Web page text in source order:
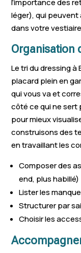
l’importance des
léger), qui
dans votre
Organisation
Le tri du dressing
placard plein en
qui vous va et
côté ce qui ne sert
pour mieux
construisons des
en travaillant les
Composer des
end, plus habillé)
Lister les
Structurer par
Choisir les